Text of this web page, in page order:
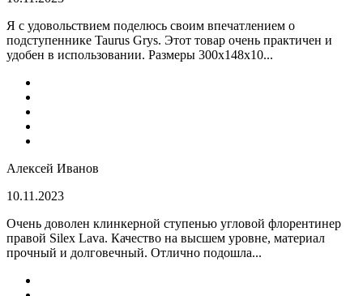
Я с удовольствием поделюсь своим впечатлением о
подступеннике Taurus Grys. Этот товар очень практичен и
удобен в использовании. Размеры 300х148х10...
Алексей Иванов
10.11.2023
Очень доволен клинкерной ступенью угловой флорентинер
правой Silex Lava. Качество на высшем уровне, материал
прочный и долговечный. Отлично подошла...